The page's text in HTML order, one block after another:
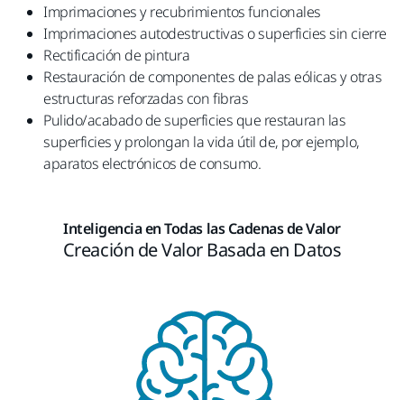
Imprimaciones y recubrimientos funcionales​
Imprimaciones autodestructivas o superficies sin cierre​
Rectificación de pintura​
Restauración de componentes de palas eólicas y otras
estructuras reforzadas con fibras​
Pulido/acabado de superficies que restauran las
superficies y prolongan la vida útil de, por ejemplo,
aparatos electrónicos de consumo.
Inteligencia en Todas las Cadenas de Valor
Creación de Valor Basada en Datos